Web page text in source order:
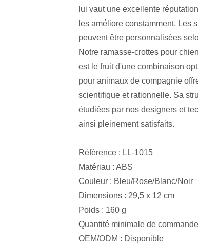
lui vaut une excellente
les améliore constamment. Les
peuvent être personnalisées
Notre ramasse-crottes pour
est le fruit d'une combinaison
pour animaux de compagnie
scientifique et rationnelle. Sa
étudiées par nos designers et
ainsi pleinement satisfaits.
Référence : LL-1015
Matériau : ABS
Couleur : Bleu/Rose/Blanc/Noir
Dimensions : 29,5 x 12 cm
Poids : 160 g
Quantité minimale de
OEM/ODM : Disponible